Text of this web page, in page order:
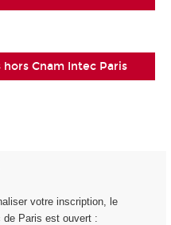
Cnam Intec Paris
votre inscription, le
de Paris est ouvert :